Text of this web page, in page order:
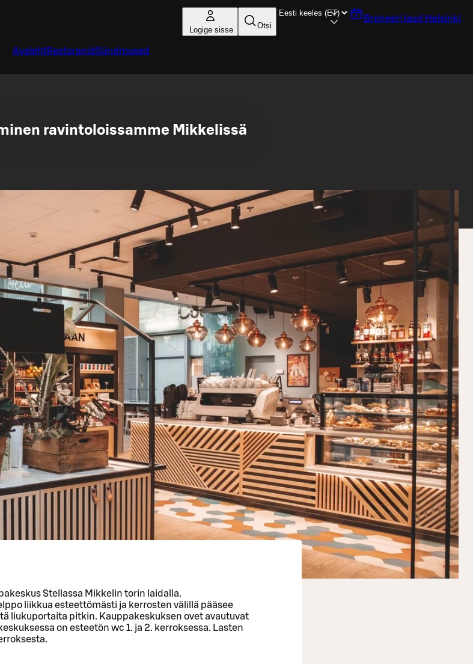
Logige sisse Otsi
Broneeri laud Helsinki
AvalehtRestoranidSündmused
ravintoloissamme Mikkelissä
Stellassa Mikkelin torin laidalla.
liikkua esteettömästi ja kerrosten välillä pääsee
liukuportaita pitkin. Kauppakeskuksen ovet avautuvat
on esteetön wc 1. ja 2. kerroksessa. Lasten